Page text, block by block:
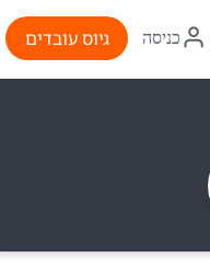
איקון
התחברות
כניסה גיוס עובדים